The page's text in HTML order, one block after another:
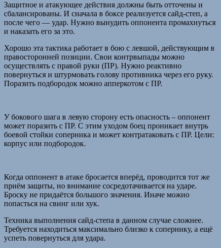
Защитное и атакующее действия должны быть отточены и
сбалансированы. И сначала в боксе реализуется сайд-степ, а
после чего — удар. Нужно вынудить оппонента промахнуться
и наказать его за это.
Хорошо эта тактика работает в бою с левшой, действующим в
правосторонней позиции. Свои контрвыпады можно
осуществлять с правой руки (ПР). Нужно реактивно
повернуться и штурмовать голову противника через его руку.
Поразить подбородок можно апперкотом с ПР.
У бокового шага в левую сторону есть опасность – оппонент
может поразить с ПР. С этим уходом боец проникает внутрь
боевой стойки соперника и может контратаковать с ПР. Цели:
корпус или подбородок.
Когда оппонент в атаке бросается вперёд, проводится тот же
приём защиты, но внимание сосредотачивается на ударе.
Броску не придаётся большого значения. Иначе можно
попасться на свинг или хук.
Техника выполнения сайд-степа в данном случае сложнее.
Требуется находиться максимально близко к сопернику, а ещё
успеть повернуться для удара.